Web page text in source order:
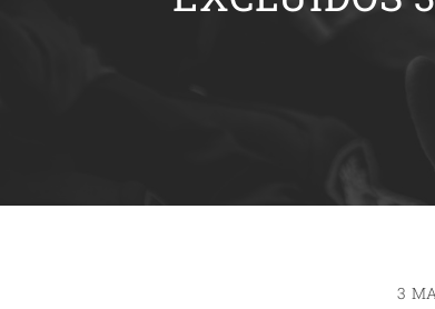
3